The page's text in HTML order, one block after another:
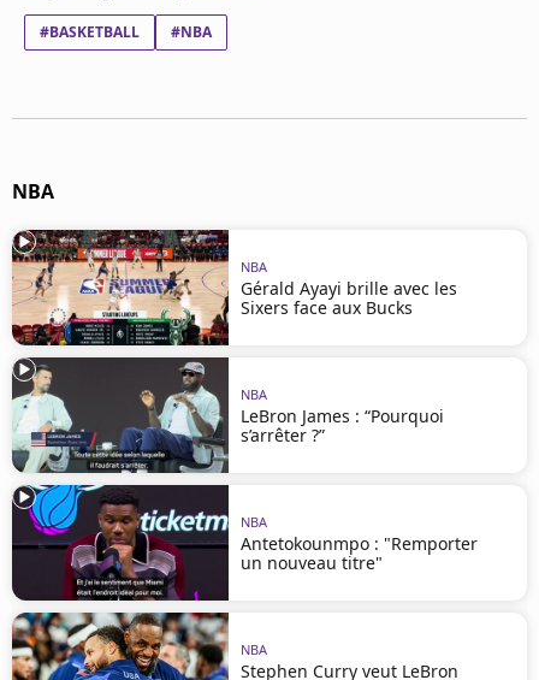
#BASKETBALL #NBA
NBA
NBA
Gérald Ayayi brille avec les
Sixers face aux Bucks
NBA
LeBron James : “Pourquoi
s’arrêter ?”
NBA
Antetokounmpo : "Remporter
un nouveau titre"
NBA
Stephen Curry veut LeBron